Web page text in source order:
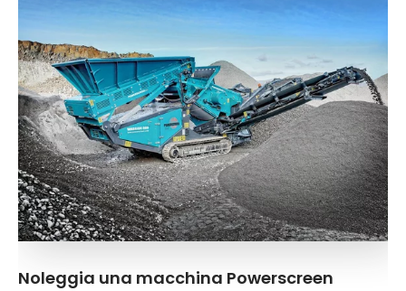
Noleggia una macchina Powerscreen